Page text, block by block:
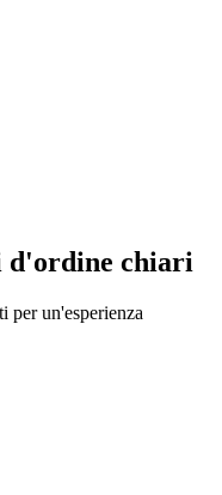
d'ordine chiari
per un'esperienza